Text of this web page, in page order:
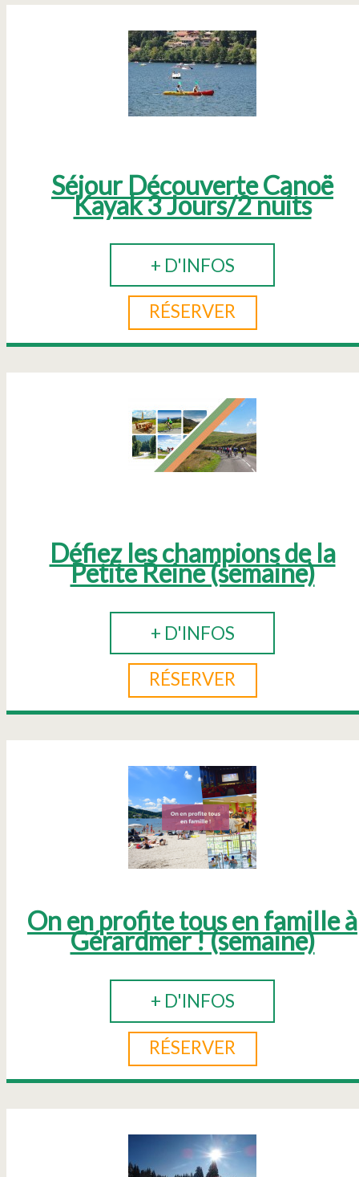
Séjour Découverte Canoë
Kayak 3 Jours/2 nuits
+ D'INFOS
RÉSERVER
Défiez les champions de la
Petite Reine (semaine)
+ D'INFOS
RÉSERVER
On en profite tous en famille à
Gérardmer ! (semaine)
+ D'INFOS
RÉSERVER